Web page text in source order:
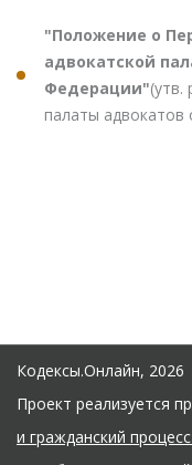
"Положение о
адвокатской
Федерации"
палаты адвокатов
Кодексы.Онлайн, 2026
Проект реализуется
и гражданский